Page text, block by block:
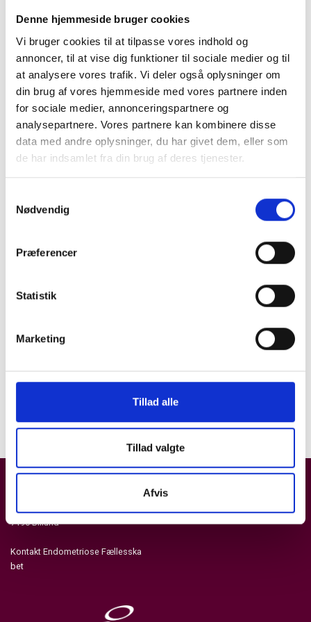
Denne hjemmeside bruger cookies
Vi bruger cookies til at tilpasse vores indhold og
annoncer, til at vise dig funktioner til sociale medier og til
at analysere vores trafik. Vi deler også oplysninger om
din brug af vores hjemmeside med vores partnere inden
for sociale medier, annonceringspartnere og
analysepartnere. Vores partnere kan kombinere disse
data med andre oplysninger, du har givet dem, eller som
de har indsamlet fra din brug af deres tjenester.
Nødvendig
Præferencer
Statistik
Marketing
Tillad alle
Tillad valgte
Afvis
Fertilitet
Forskning
Fjernelse af livmoderen
Fertilitet
Litteratur og links
Fællesskab og events
Jeg er leder, arbejdsgiver eller HR
Jeg er kollega
Jeg er fagforening
FAQ
Events
Erhvervssponsor
Om os
Nyheder
Medlemslogin
Kontakt os
Juristens råd til dig med endometriose
Lunau, jurist
Del 1: Kost og endometriose
v/ Mia Schomacker,
klinisk diætist med speciale i endometriose
Del 2
Kost og endometriose
v/ Mia Schomacker,
klinisk diætist med speciale i endometriose
Forskning og samarbejde på tværs af
landegrænser v/Lone Hummelshøj, koordinator i
World Endometriosis Research Foundation
Sorg og endometriose
v/Jessie Egedal, fertilitets-
Ny med endo - hvad så nu?
v/ Anne Hovmøller,
v/sexolog Rikke
Pristed
v/medicinsk antropolog Mie Kusk Søndergaard
7190 Billund
Kontakt Endometriose Fællesska
bet